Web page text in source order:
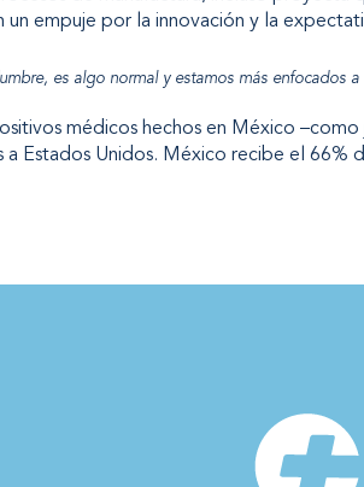
empuje por la innovación y la
es algo normal y estamos más enfocados a
médicos hechos en México –como
a Estados Unidos. México recibe el 66%